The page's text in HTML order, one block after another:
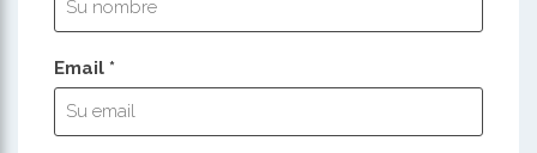
Email *